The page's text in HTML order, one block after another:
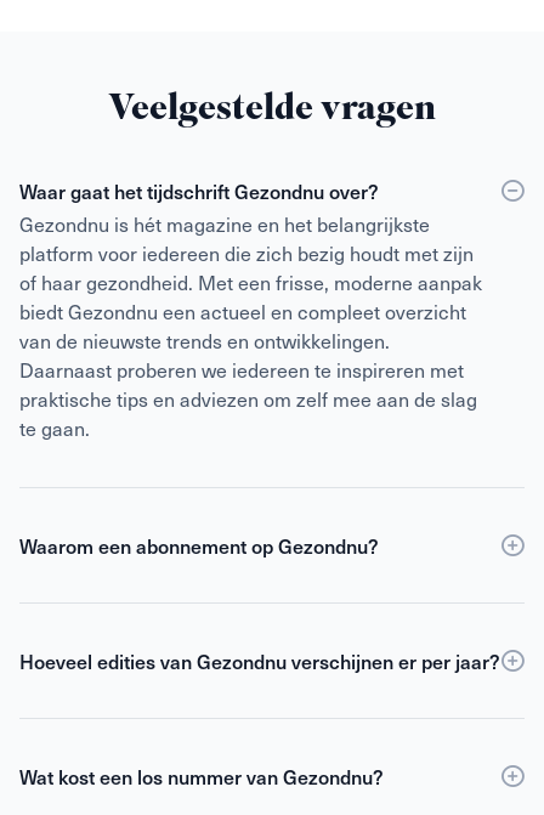
Veelgestelde vragen
Waar gaat het tijdschrift Gezondnu over?
Gezondnu is hét magazine en het belangrijkste
platform voor iedereen die zich bezig houdt met zijn
of haar gezondheid. Met een frisse, moderne aanpak
biedt Gezondnu een actueel en compleet overzicht
van de nieuwste trends en ontwikkelingen.
Daarnaast proberen we iedereen te inspireren met
praktische tips en adviezen om zelf mee aan de slag
te gaan.
Waarom een abonnement op Gezondnu?
Eenabonnementop Gezondnu is de slimste keuze
opzichte van losse verkoop én toegang tot de digitale
geïnformeerd en geïnspireerd om het beste uit jezelf
Hoeveel edities van Gezondnu verschijnen er per jaar?
Gezondnu verschijnt 6 keer per jaar.
Wat kost een los nummer van Gezondnu?